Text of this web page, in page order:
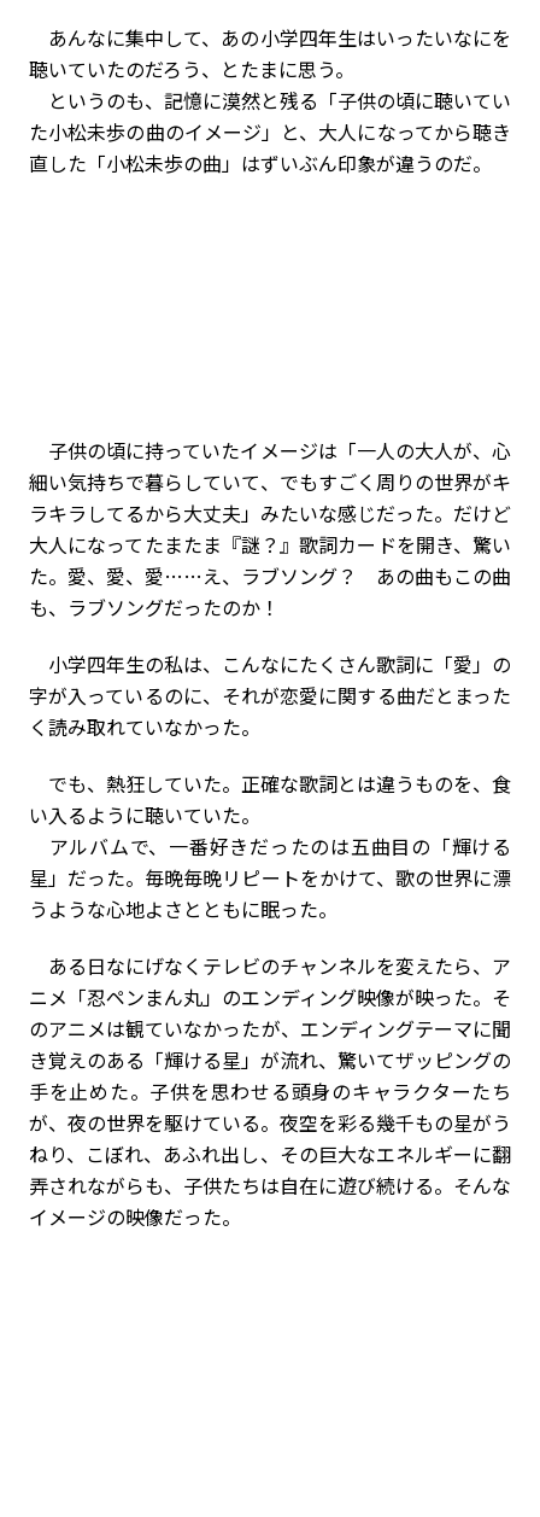
あんなに集中して、あの小学四年生はいったいなにを
聴いていたのだろう、とたまに思う。
というのも、記憶に漠然と残る「子供の頃に聴いてい
た小松未歩の曲のイメージ」と、大人になってから聴き
直した「小松未歩の曲」はずいぶん印象が違うのだ。
子供の頃に持っていたイメージは「一人の大人が、心
細い気持ちで暮らしていて、でもすごく周りの世界がキ
ラキラしてるから大丈夫」みたいな感じだった。だけど
大人になってたまたま『謎？』歌詞カードを開き、驚い
た。愛、愛、愛……え、ラブソング？ あの曲もこの曲
も、ラブソングだったのか！
小学四年生の私は、こんなにたくさん歌詞に「愛」の
字が入っているのに、それが恋愛に関する曲だとまった
く読み取れていなかった。
でも、熱狂していた。正確な歌詞とは違うものを、食
い入るように聴いていた。
アルバムで、一番好きだったのは五曲目の「輝ける
星」だった。毎晩毎晩リピートをかけて、歌の世界に漂
うような心地よさとともに眠った。
ある日なにげなくテレビのチャンネルを変えたら、ア
ニメ「忍ペンまん丸」のエンディング映像が映った。そ
のアニメは観ていなかったが、エンディングテーマに聞
き覚えのある「輝ける星」が流れ、驚いてザッピングの
手を止めた。子供を思わせる頭身のキャラクターたち
が、夜の世界を駆けている。夜空を彩る幾千もの星がう
ねり、こぼれ、あふれ出し、その巨大なエネルギーに翻
弄されながらも、子供たちは自在に遊び続ける。そんな
イメージの映像だった。